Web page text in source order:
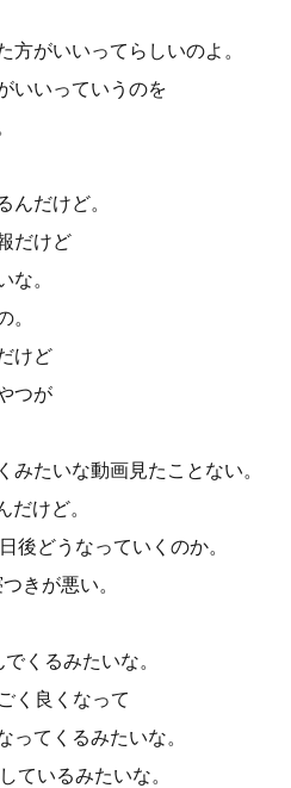
方がいいってらしいのよ。
いいっていうのを
んだけど。
だけど
な。
。
けど
つが
たいな動画見たことない。
けど。
後どうなっていくのか。
きが悪い。
くるみたいな。
く良くなって
ってくるみたいな。
ているみたいな。